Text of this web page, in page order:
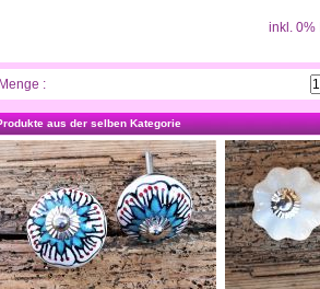
inkl. 0%
Menge :
aus der selben Kategorie